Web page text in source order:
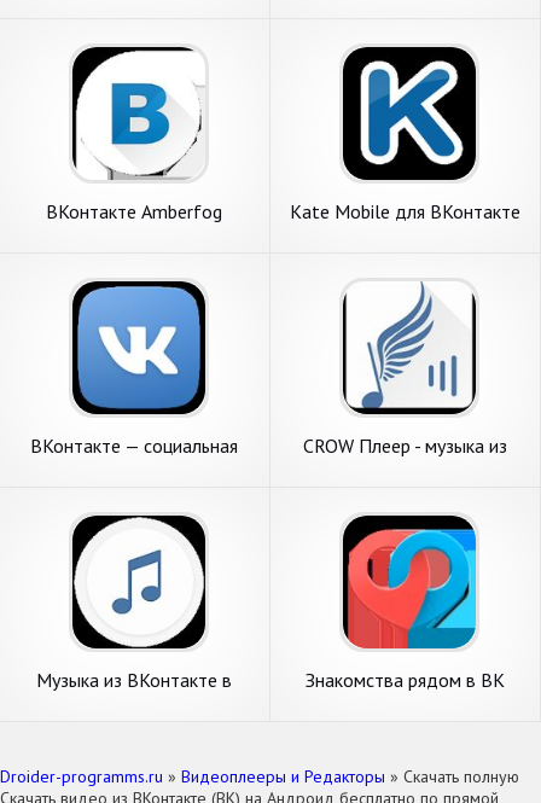
ВКонтакте Amberfog Kate Mobile для ВКонтакте
ВКонтакте — социальная
CROW Плеер - музыка из
Музыка из ВКонтакте в
Знакомства рядом в ВК
Droider-programms.ru » Видеоплееры и Редакторы » Скачать полную
Скачать видео из ВКонтакте (ВК) на Андроид бесплатно по прямой